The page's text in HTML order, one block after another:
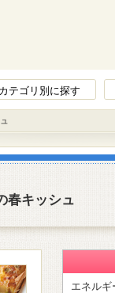
カテゴリ別に探す
春キッシュ
エネルギ